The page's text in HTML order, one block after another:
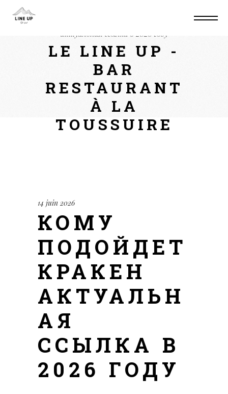
актуальная ссылка в 2026 году
LE LINE UP -
BAR
RESTAURANT
À LA
TOUSSUIRE
14 juin 2026
КОМУ
ПОДОЙДЕТ
КРАКЕН
АКТУАЛЬН
АЯ
ССЫЛКА В
2026 ГОДУ